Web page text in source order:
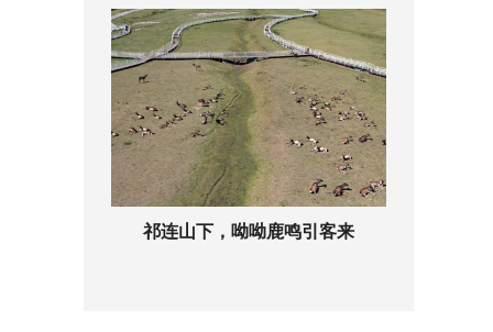
祁连山下，呦呦鹿鸣引客来